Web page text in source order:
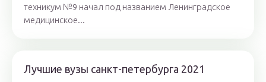
техникум №9 начал под названием Ленинградское
медицинское...
Лучшие вузы санкт-петербурга 2021